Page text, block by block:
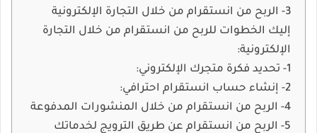
3- الربح من انستقرام من خلال التجارة الإلكترونية
إليك الخطوات للربح من انستقرام من خلال التجارة
الإلكترونية:
1- تحديد فكرة متجرك الإلكتروني:
2- إنشاء حساب انستقرام احترافي:
4- الربح من انستقرام من خلال المنشورات المدفوعة
5- الربح من انستقرام عن طريق الترويج لخدماتك